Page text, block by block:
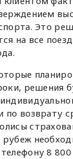
Это
на все
решения
по возврату
8 800